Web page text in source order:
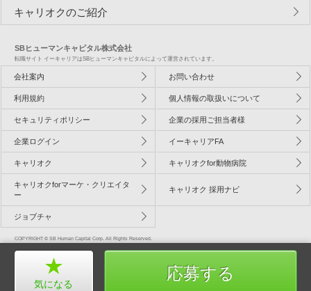
応募する
気になる
キャリオクのご紹介
SBヒューマンキャピタル株式会社
転職サイト イーキャリアはSBヒューマンキャピタルによって運営されています。
会社案内 お問い合わせ
利用規約 個人情報の取扱いについて
セキュリティポリシー 企業の採用ご担当者様
企業ログイン イーキャリアFA
キャリオク キャリオクfor動物病院
キャリオクforマーケ・クリエイタ
ー
キャリオク 採用ナビ
ジョブチャ
COPYRIGHT © SB Human Capital Corp. All Rights Reserved.